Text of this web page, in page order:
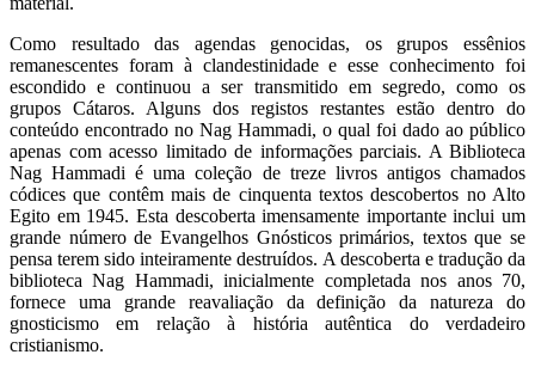
Como resultado das agendas genocidas, os grupos essênios
remanescentes foram à clandestinidade e esse conhecimento foi
escondido e continuou a ser transmitido em segredo, como os
grupos Cátaros. Alguns dos registos restantes estão dentro do
conteúdo encontrado no Nag Hammadi, o qual foi dado ao público
apenas com acesso limitado de informações parciais. A Biblioteca
Nag Hammadi é uma coleção de treze livros antigos chamados
códices que contêm mais de cinquenta textos descobertos no Alto
Egito em 1945. Esta descoberta imensamente importante inclui um
grande número de Evangelhos Gnósticos primários, textos que se
pensa terem sido inteiramente destruídos. A descoberta e tradução da
biblioteca Nag Hammadi, inicialmente completada nos anos 70,
fornece uma grande reavaliação da definição da natureza do
gnosticismo em relação à história autêntica do verdadeiro
cristianismo.